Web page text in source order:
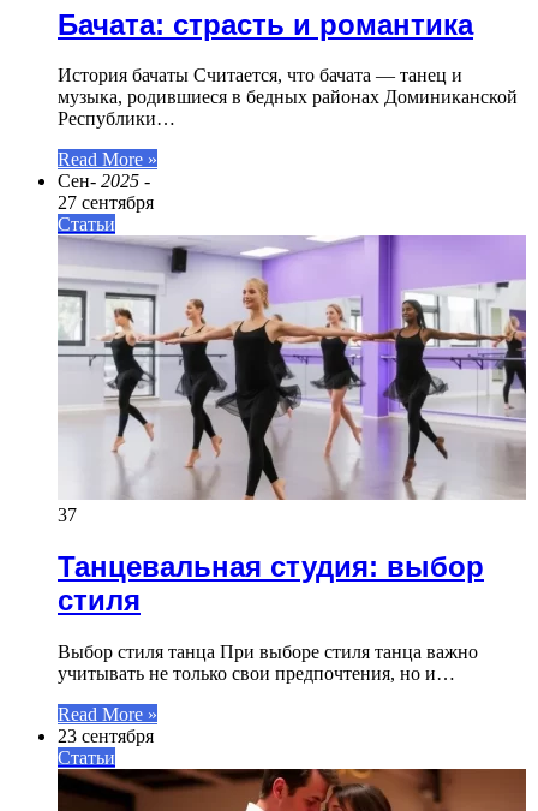
Бачата: страсть и романтика
История бачаты Считается, что бачата — танец и
музыка, родившиеся в бедных районах Доминиканской
Республики…
Read More »
Сен- 2025 -
27 сентября
Статьи
37
Танцевальная студия: выбор
стиля
Выбор стиля танца При выборе стиля танца важно
учитывать не только свои предпочтения, но и…
Read More »
23 сентября
Статьи